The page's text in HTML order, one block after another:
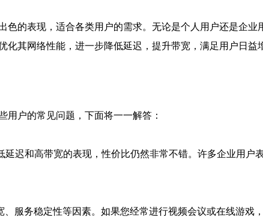
的表现，适合各类用户的需求。无论是个人用户还是企业
其网络性能，进一步降低延迟，提升带宽，满足用户日
户的常见问题，下面将一一解答：
迟和高带宽的表现，性价比仍然非常不错。许多企业用户
服务稳定性等因素。如果您经常进行视频会议或在线游戏